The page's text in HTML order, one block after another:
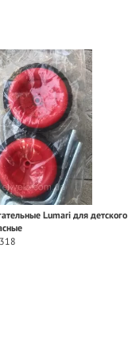
Lumari для детского